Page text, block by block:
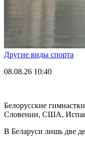
Другие виды спорта
08.08.26 10:40
Белорусские
Словении, США,
В Беларуси лишь две